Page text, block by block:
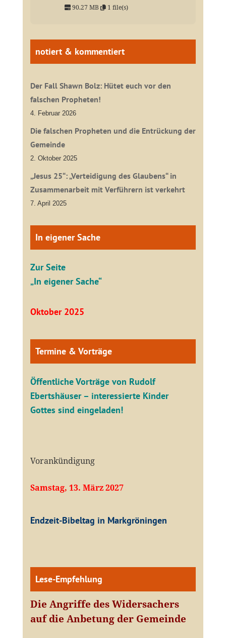
90.27 MB 1 file(s)
notiert & kommentiert
Der Fall Shawn Bolz: Hütet euch vor den
falschen Propheten!
4. Februar 2026
Die falschen Propheten und die Entrückung der
Gemeinde
2. Oktober 2025
„Jesus 25“: „Verteidigung des Glaubens“ in
Zusammenarbeit mit Verführern ist verkehrt
7. April 2025
In eigener Sache
Zur Seite
„In eigener Sache“
Oktober 2025
Termine & Vorträge
Öffentliche Vorträge von Rudolf
Ebertshäuser – interessierte Kinder
Gottes sind eingeladen!
Vorankündigung
Samstag, 13. März 2027
Endzeit-Bibeltag in Markgröningen
Lese-Empfehlung
Die Angriffe des Widersachers
auf die Anbetung der Gemeinde